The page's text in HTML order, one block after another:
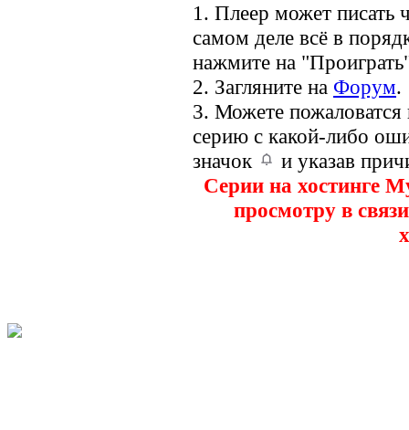
1. Плеер может писать
самом деле всё в
нажмите на
2. Загляните на Форум.
3. Можете
серию с какой-либо
значок
и указав
Серии на хостинге
просмотру в